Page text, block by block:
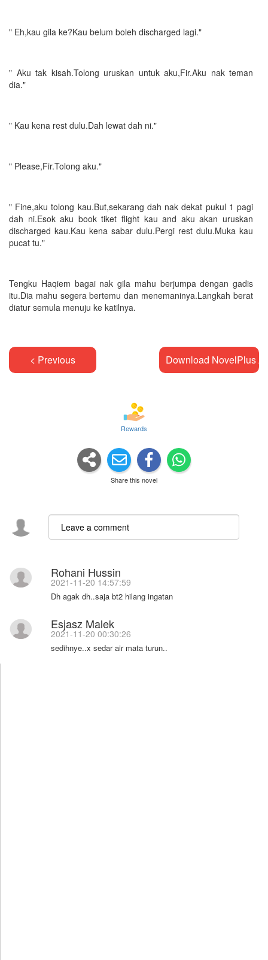
" Eh,kau gila ke?Kau belum boleh discharged lagi."
" Aku tak kisah.Tolong uruskan untuk aku,Fir.Aku nak teman
dia."
" Kau kena rest dulu.Dah lewat dah ni."
" Please,Fir.Tolong aku."
" Fine,aku tolong kau.But,sekarang dah nak dekat pukul 1 pagi
dah ni.Esok aku book tiket flight kau and aku akan uruskan
discharged kau.Kau kena sabar dulu.Pergi rest dulu.Muka kau
pucat tu."
Tengku Haqiem bagai nak gila mahu berjumpa dengan gadis
itu.Dia mahu segera bertemu dan menemaninya.Langkah berat
diatur semula menuju ke katilnya.
< Previous Download NovelPlus
Rewards
Share this novel
Rohani Hussin
2021-11-20 14:57:59
Dh agak dh..saja bt2 hilang ingatan
Esjasz Malek
2021-11-20 00:30:26
sedihnye..x sedar air mata turun..